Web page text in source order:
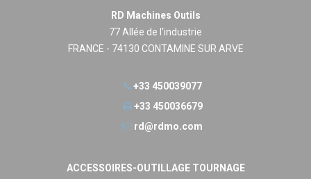
RD Machines Outils
77 Allée de l'industrie
FRANCE - 74130 CONTAMINE SUR ARVE
+33 450039077
+33 450036679
rd@rdmo.com
ACCESSOIRES-OUTILLAGE TOURNAGE